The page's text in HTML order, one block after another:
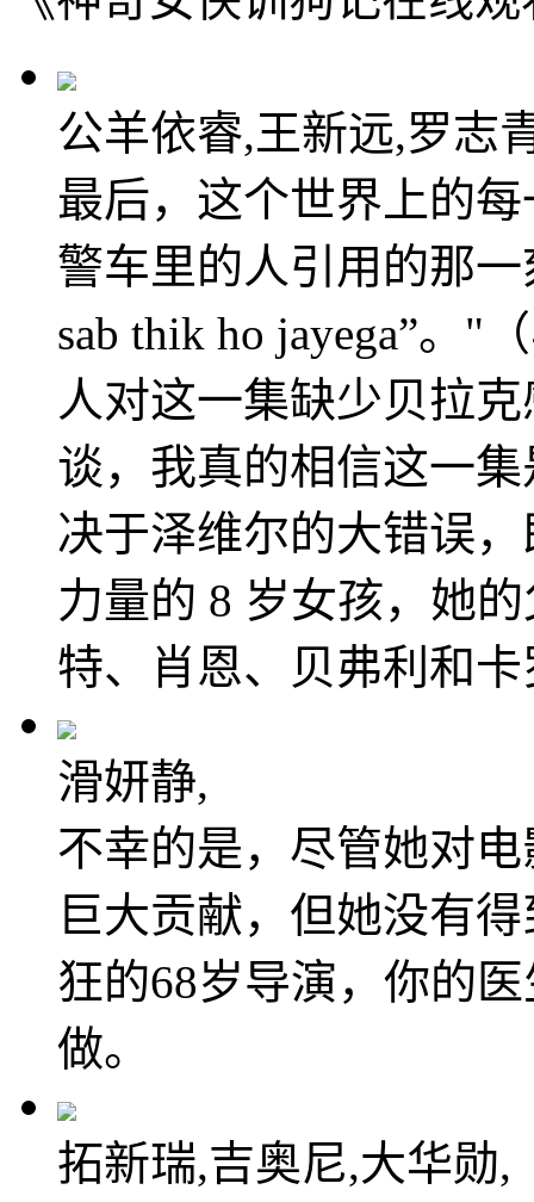
公羊依睿,王新远,罗志
最后，这个世界上的
警车里的人引用的那一
sab thik ho jayega”。"
人对这一集缺少贝拉
谈，我真的相信这一
决于泽维尔的大错误
力量的 8 岁女孩，她
特、肖恩、贝弗利和
滑妍静,
不幸的是，尽管她对
巨大贡献，但她没有
狂的68岁导演，你的
做。
拓新瑞,吉奥尼,大华勋,